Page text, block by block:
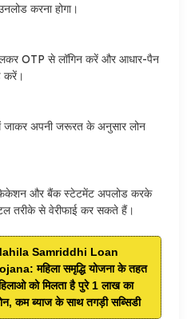
करना होगा।
OTP से लॉगिन करें और आधार-पैन
करें।
अपनी जरूरत के अनुसार लोन
और बैंक स्टेटमेंट अपलोड करके
तरीके से वेरीफाई कर सकते हैं।
Samriddhi Loan
महिला समृद्धि योजना के तहत
को मिलता है पुरे 1 लाख का
कम ब्याज के साथ तगड़ी सब्सिडी